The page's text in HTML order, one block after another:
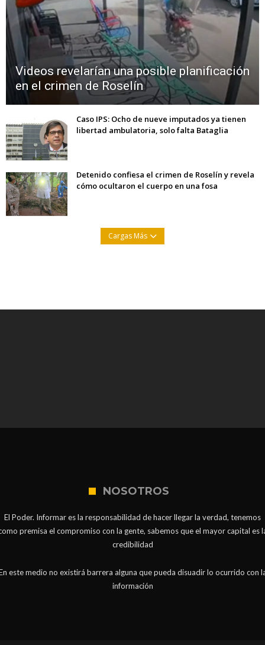
Videos revelarían una posible planificación
en el crimen de Roselín
Caso IPS: Ocho de nueve imputados ya tienen
libertad ambulatoria, solo falta Bataglia
Detenido confiesa el crimen de Roselín y revela
cómo ocultaron el cuerpo en una fosa
Cargas Más
NOSOTROS
El Poder. Informar es la responsabilidad de hacer llegar la verdad, tenemos
premisa el compromiso con la gente, sabemos que el mayor capital es
credibilidad
este medio no existirá barrera alguna que pueda disuadir lo ocurrido con
información